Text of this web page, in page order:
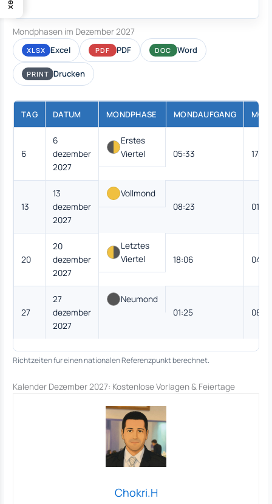
Mondphasen im Dezember 2027
XLSX Excel PDF PDF DOC Word
PRINT Drucken
TAG DATUM MONDPHASE MONDAUFGANG
6
6
dezember
2027
Erstes
Viertel
05:33 17:52
13
13
dezember
2027
Vollmond
08:23
01:19
20
20
dezember
2027
Letztes
Viertel
18:06
27
27
dezember
2027
Neumond
01:25
Richtzeiten fur einen nationalen Referenzpunkt berechnet.
Kalender Dezember 2027: Kostenlose Vorlagen & Feiertage
Chokri.H